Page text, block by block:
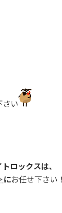
い
トロックスは、
にお任せ下さい！